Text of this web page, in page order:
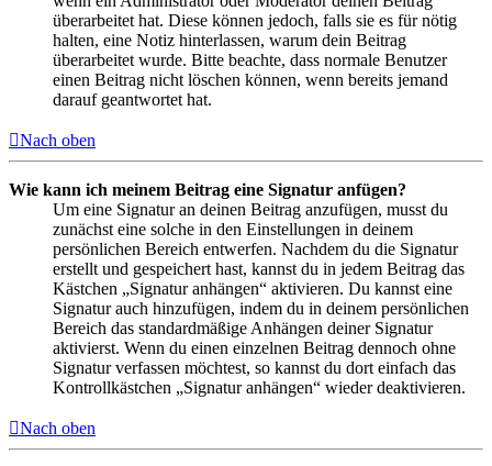
überarbeitet hat. Diese können jedoch, falls sie es für nötig
halten, eine Notiz hinterlassen, warum dein Beitrag
überarbeitet wurde. Bitte beachte, dass normale Benutzer
einen Beitrag nicht löschen können, wenn bereits jemand
darauf geantwortet hat.
Nach oben
Wie kann ich meinem Beitrag eine Signatur anfügen?
Um eine Signatur an deinen Beitrag anzufügen, musst du
zunächst eine solche in den Einstellungen in deinem
persönlichen Bereich entwerfen. Nachdem du die Signatur
erstellt und gespeichert hast, kannst du in jedem Beitrag das
Kästchen „Signatur anhängen“ aktivieren. Du kannst eine
Signatur auch hinzufügen, indem du in deinem persönlichen
Bereich das standardmäßige Anhängen deiner Signatur
aktivierst. Wenn du einen einzelnen Beitrag dennoch ohne
Signatur verfassen möchtest, so kannst du dort einfach das
Kontrollkästchen „Signatur anhängen“ wieder deaktivieren.
Nach oben